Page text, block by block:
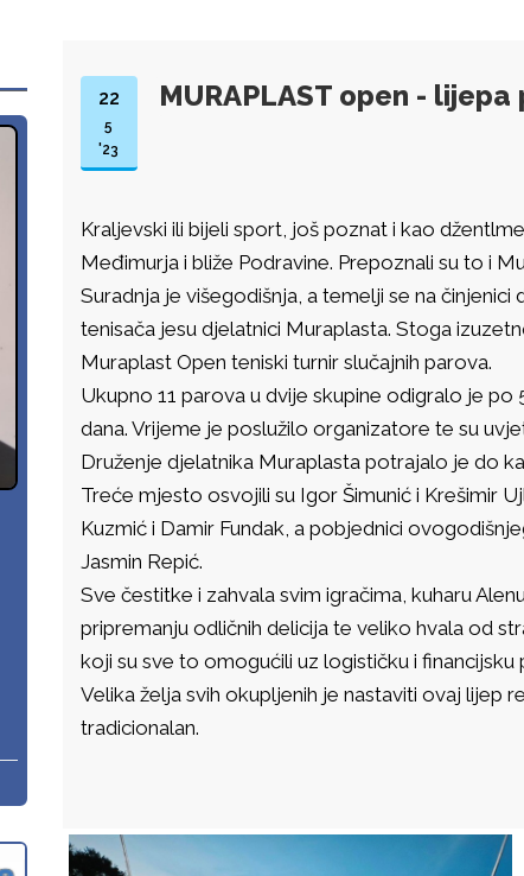
22
5
'23
MURAPLAST open -
Kraljevski ili bijeli sport, još poznat i kao
Međimurja i bliže Podravine. Prepoznali su to i
Suradnja je višegodišnja, a temelji se na
tenisača jesu djelatnici Muraplasta. Stoga
Muraplast Open teniski turnir slučajnih parova.
Ukupno 11 parova u dvije skupine odigralo je
dana. Vrijeme je poslužilo organizatore te su
Druženje djelatnika Muraplasta potrajalo je do
Treće mjesto osvojili su Igor Šimunić i Krešimir
Kuzmić i Damir Fundak, a pobjednici
Jasmin Repić.
Sve čestitke i zahvala svim igračima, kuharu
pripremanju odličnih delicija te veliko hvala od
koji su sve to omogućili uz logističku i financijsku
Velika želja svih okupljenih je nastaviti ovaj lijep
tradicionalan.